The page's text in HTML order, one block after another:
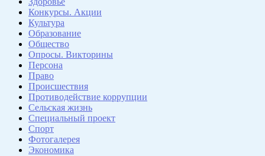
Конкурсы. Акции
Культура
Образование
Общество
Опросы. Викторины
Персона
Право
Происшествия
Противодействие коррупции
Сельская жизнь
Специальный проект
Спорт
Фотогалерея
Экономика